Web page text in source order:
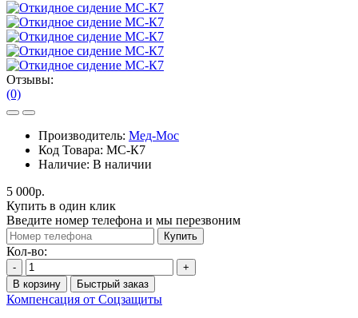
Отзывы:
(0)
Производитель: Мед-Мос
Код Товара: МС-К7
Наличие: В наличии
5 000р.
Купить в один клик
Введите номер телефона и мы перезвоним
Купить
Кол-во:
-
+
В корзину
Быстрый заказ
Компенсация от Соцзащиты